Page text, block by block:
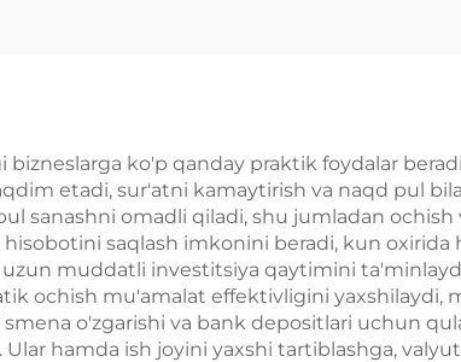
ko'p qanday praktik foydalar
etadi, sur'atni kamaytirish va naqd pul
sanashni omadli qiladi, shu jumladan ochish
saqlash imkonini beradi, kun
muddatli investitsiya qaytimini
ochish mu'amalat effektivligini
o'zgarishi va bank depositlari uchun
hamda ish joyini yaxshi tartiblashga,